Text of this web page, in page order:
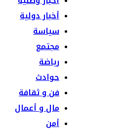
أخبار دولية
سياسة
مجتمع
رياضة
حوادث
فن و ثقافة
مال و أعمال
أمن